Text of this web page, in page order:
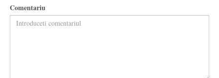
Comentariu